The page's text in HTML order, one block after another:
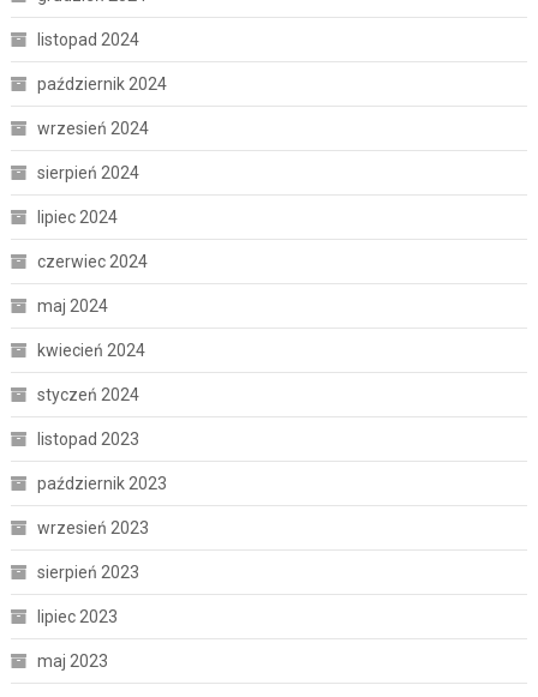
listopad 2024
październik 2024
wrzesień 2024
sierpień 2024
lipiec 2024
czerwiec 2024
maj 2024
kwiecień 2024
styczeń 2024
listopad 2023
październik 2023
wrzesień 2023
sierpień 2023
lipiec 2023
maj 2023